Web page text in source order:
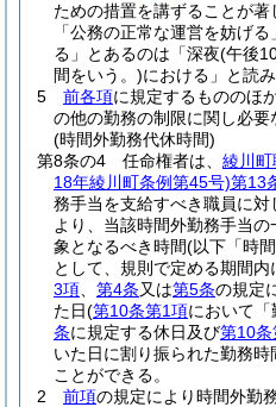
ための措置を講ずることが
「公務の正常な運営を妨げる
る」とあるのは「深夜(午後
間をいう。)における」と読
5
前各項に規定するもののほ
の他の勤務の制限に関し必要
(時間外勤務代休時間)
第8条の4
任命権者は、 綾川町
18年綾川町条例第45号)第13
務手当を支給すべき職員に
より、当該時間外勤務手当
象となるべき時間(以下「時
として、規則で定める期間内
3項
第4条又は第5条の規定
た日(第10条第1項において
条に規定する休日及び第10
いた日に割り振られた勤務
ことができる。
2
前項の規定により時間外勤